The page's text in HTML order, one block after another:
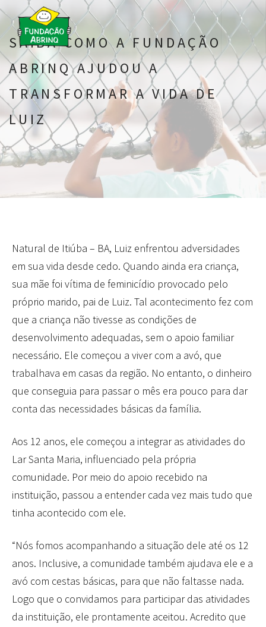
SAIBA COMO A FUNDAÇÃO
ABRINQ AJUDOU A
TRANSFORMAR A VIDA DE
LUIZ
Natural de Itiúba – BA, Luiz enfrentou adversidades
em sua vida desde cedo. Quando ainda era criança,
sua mãe foi vítima de feminicídio provocado pelo
próprio marido, pai de Luiz. Tal acontecimento fez com
que a criança não tivesse as condições de
desenvolvimento adequadas, sem o apoio familiar
necessário. Ele começou a viver com a avó, que
trabalhava em casas da região. No entanto, o dinheiro
que conseguia para passar o mês era pouco para dar
conta das necessidades básicas da família.
Aos 12 anos, ele começou a integrar as atividades do
Lar Santa Maria, influenciado pela própria
comunidade. Por meio do apoio recebido na
instituição, passou a entender cada vez mais tudo que
tinha acontecido com ele.
“Nós fomos acompanhando a situação dele até os 12
anos. Inclusive, a comunidade também ajudava ele e a
avó com cestas básicas, para que não faltasse nada.
Logo que o convidamos para participar das atividades
da instituição, ele prontamente aceitou. Acredito que